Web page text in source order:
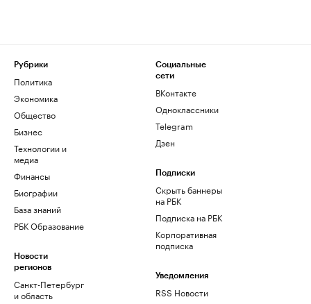
Рубрики
Политика
Экономика
Общество
Бизнес
Технологии и
медиа
Финансы
Биографии
База знаний
РБК Образование
Новости
регионов
Санкт-Петербург
и область
Социальные
сети
ВКонтакте
Одноклассники
Telegram
Дзен
Подписки
Скрыть баннеры
на РБК
Подписка на РБК
Корпоративная
подписка
Уведомления
RSS Новости